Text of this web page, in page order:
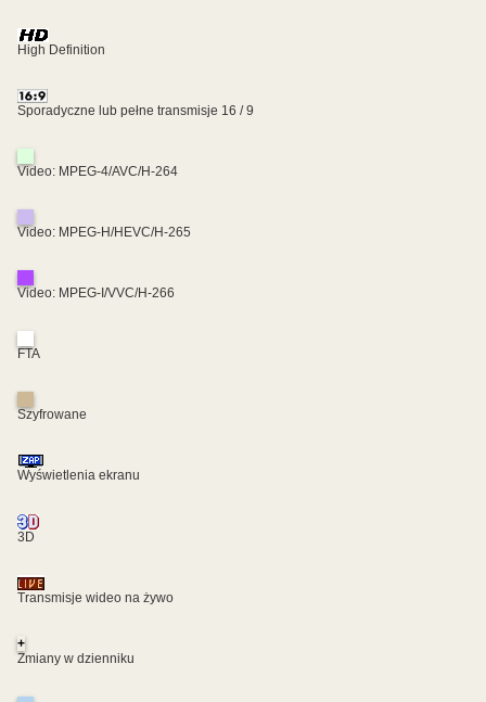
High Definition
Sporadyczne lub pełne transmisje 16 / 9
Video: MPEG-4/AVC/H-264
Video: MPEG-H/HEVC/H-265
Video: MPEG-I/VVC/H-266
FTA
Szyfrowane
Wyświetlenia ekranu
3D
Transmisje wideo na żywo
+
Zmiany w dzienniku